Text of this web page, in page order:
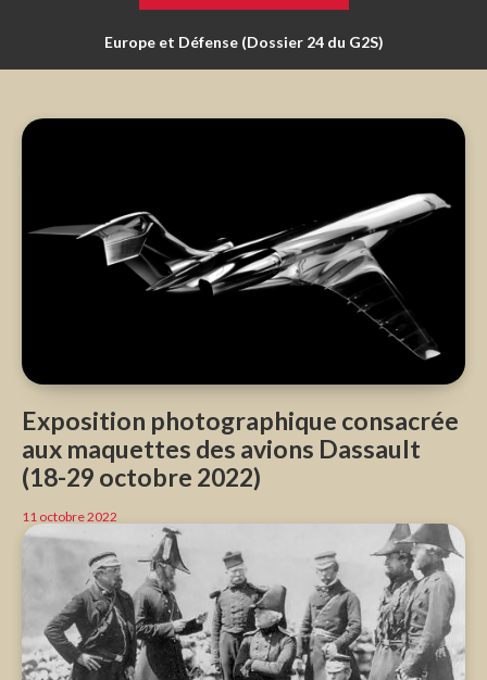
Europe et Défense (Dossier 24 du G2S)
De Gamelin à Leclerc, ou de « l’étrange défaite » à la victoire
Exposition photographique consacrée
aux maquettes des avions Dassault
(18-29 octobre 2022)
11 octobre 2022